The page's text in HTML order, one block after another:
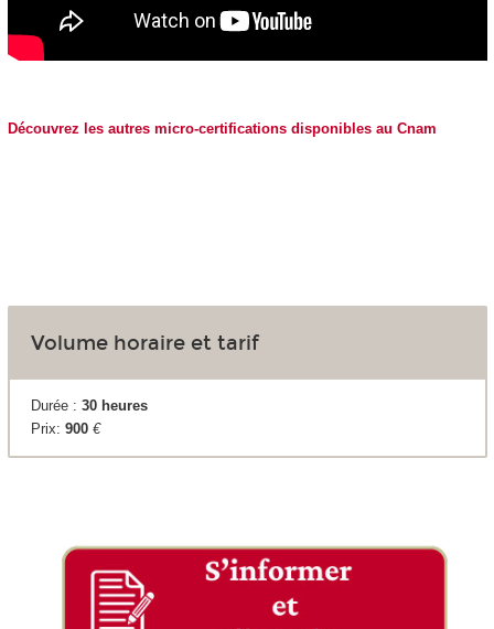
Découvrez les autres micro-certifications disponibles au Cnam
Volume horaire et tarif
Durée : 30 heures
Prix: 900 €